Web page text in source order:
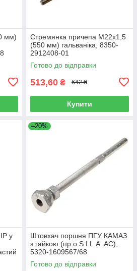
мм)
Стремянка причепа М22х1,5
(550 мм) гальваніка, 8350-
2912408-01
Готово до відправки
513,60 ₴ 642 ₴
Купити
у
–20%
Штовхач поршня ПГУ КАМАЗ
з гайкою (пр.о S.I.L.A. AC),
5320-1609567/68
Готово до відправки